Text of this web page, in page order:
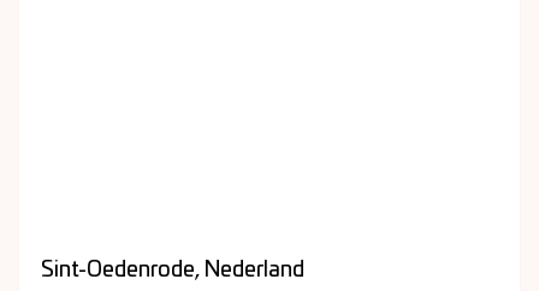
Sint-Oedenrode, Nederland